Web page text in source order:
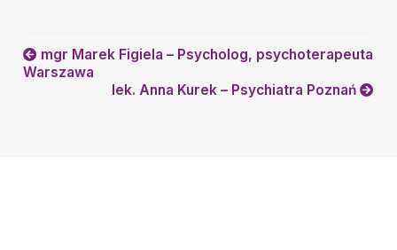
mgr Marek Figiela – Psycholog, psychoterapeuta
Warszawa
lek. Anna Kurek – Psychiatra Poznań